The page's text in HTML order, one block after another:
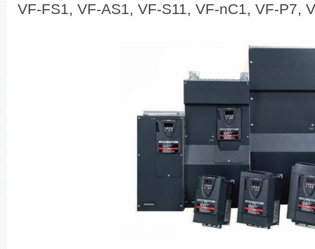
VF-FS1, VF-AS1, VF-S11, VF-nC1, VF-P7,